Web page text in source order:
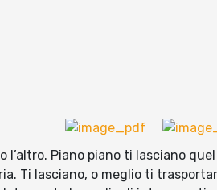
Piano piano ti lasciano
Ti lasciano, o meglio ti